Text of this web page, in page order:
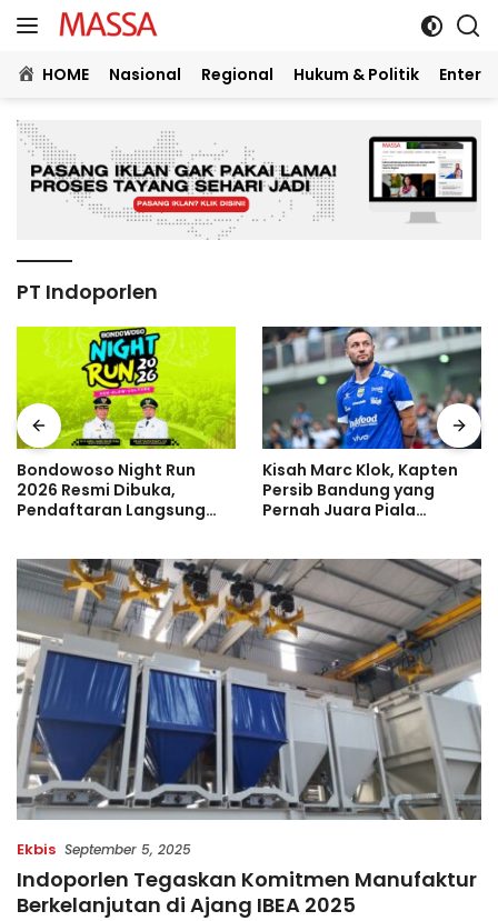
Langsung
ke
konten
HOME Nasional Regional Hukum & Politik
PT Indoporlen
Bondowoso Night Run
2026 Resmi Dibuka,
Pendaftaran Langsung
Kisah Marc Klok, Kapten
Persib Bandung yang
Pernah Juara Piala
Ekbis September 5, 2025
Indoporlen Tegaskan Komitmen Manufaktur
Berkelanjutan di Ajang IBEA 2025